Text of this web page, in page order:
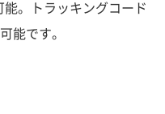
。トラッキングコード
能です。